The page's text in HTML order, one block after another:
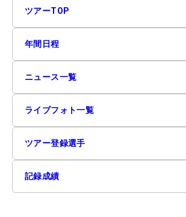
ツアーTOP
年間日程
ニュース一覧
ライブフォト一覧
ツアー登録選手
記録成績